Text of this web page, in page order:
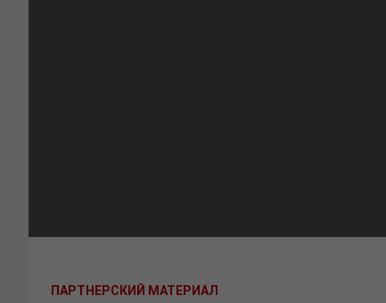
ПАРТНЕРСКИЙ МАТЕРИАЛ